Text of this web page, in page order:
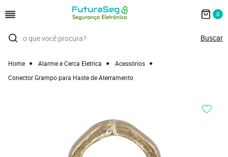
0
Home Alarme e Cerca Eletrica
Acessórios
Conector Grampo para Haste de Aterramento